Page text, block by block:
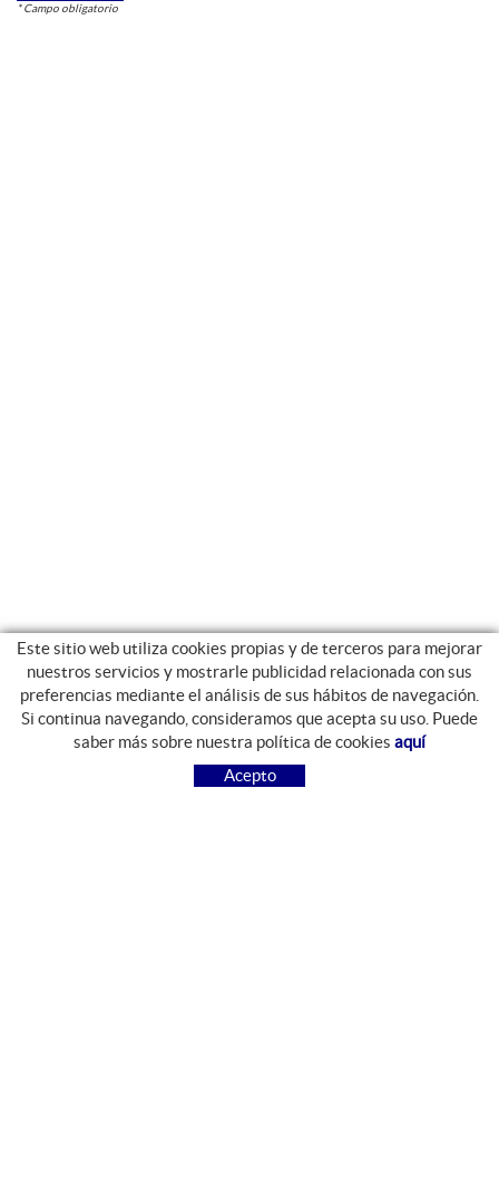
* Campo obligatorio
GUIA DE COMPRA
COMO COMPRAR
PREGUNTAS FRECUENTES
Este sitio web utiliza cookies propias y de terceros para mejorar
nuestros servicios y mostrarle publicidad relacionada con sus
preferencias mediante el análisis de sus hábitos de navegación.
Si continua navegando, consideramos que acepta su uso. Puede
saber más sobre nuestra política de cookies aquí
Acepto